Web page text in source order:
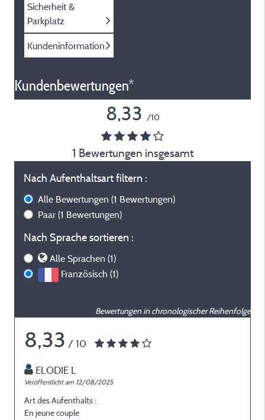
Sicherheit &
Parkplatz
Kundeninformation
Kundenbewertungen*
8,33 /10
1 Bewertungen insgesamt
Nach Aufenthaltsart filtern :
Alle Bewertungen (1 Bewertungen)
Paar (1 Bewertungen)
Nach Sprache sortieren :
Alle Sprachen (1)
Französisch (1)
Bewertungen in chronologischer Reihenfolge
8,33 / 10
ELODIE L
Veröffentlicht am 12/08/2025
Art des Aufenthalts :
En jeune couple